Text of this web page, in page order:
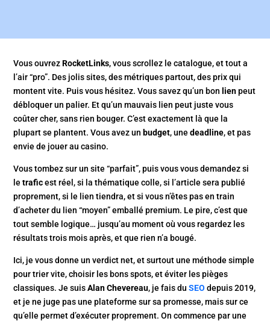
Vous ouvrezRocketLinks, vous scrollez le catalogue, et tout a
l’air “pro”. Des jolis sites, des métriques partout, des prix qui
montent vite. Puis vous hésitez. Vous savez qu’un bon lienpeut
débloquer un palier. Et qu’un mauvais lien peut juste vous
coûter cher, sans rien bouger. C’est exactement là que la
plupart se plantent. Vous avez un budget, unedeadline, et pas
envie de jouer au casino.
Vous tombez sur un site “parfait”, puis vous vous demandez si
letraficest réel, si la thématique colle, si l’article sera publié
proprement, si le lien tiendra, et si vous n’êtes pas en train
d’acheter du lien “moyen” emballé premium. Le pire, c’est que
tout semble logique… jusqu’au moment où vous regardez les
résultats trois mois après, et que rien n’a bougé.
Ici, je vous donne un verdict net, et surtout une méthode simple
pour trier vite, choisir les bons spots, et éviter les pièges
classiques. Je suisAlan Chevereau, je fais duSEO depuis 2019,
et je ne juge pas une plateforme sur sa promesse, mais sur ce
qu’elle permet d’exécuter proprement. On commence par une